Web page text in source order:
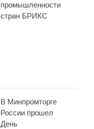
промышленности
стран БРИКС
В Минпромторге
России прошел
День